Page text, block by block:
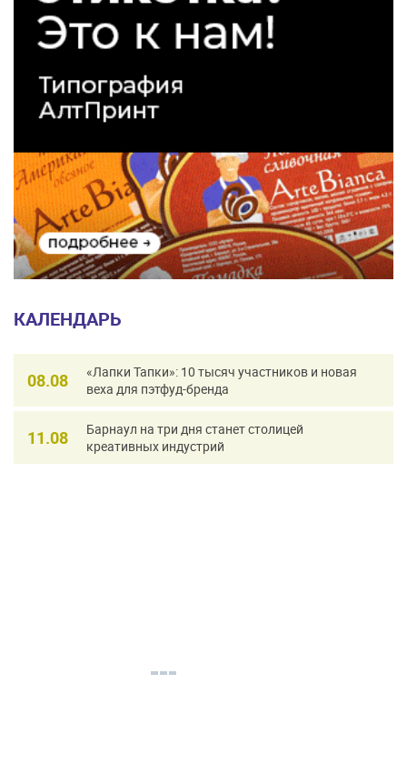
КАЛЕНДАРЬ
08.08
«Лапки Тапки»: 10 тысяч участников и новая
веха для пэтфуд-бренда
11.08
Барнаул на три дня станет столицей
креативных индустрий